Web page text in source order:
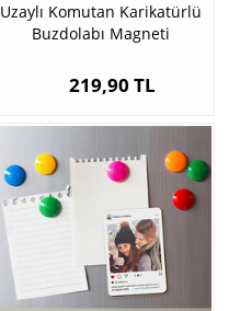
Uzaylı Komutan Karikatürlü
Buzdolabı Magneti
219,90 TL